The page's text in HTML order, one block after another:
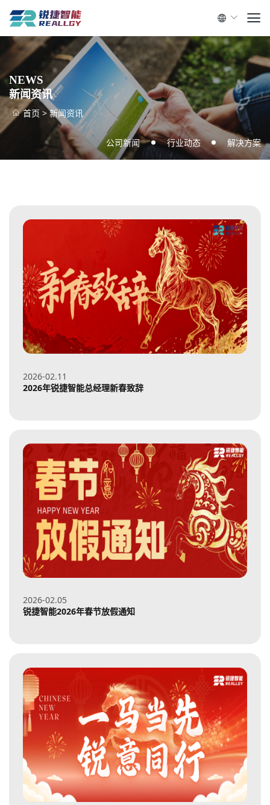
NEWS
新闻资讯
首页 > 新闻资讯
公司新闻 行业动态 解决方案
11
2026-02
2026年锐捷智能总经理新春致辞
05
2026-02
锐捷智能2026年春节放假通知